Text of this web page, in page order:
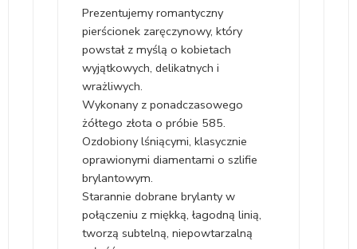
Prezentujemy romantyczny
pierścionek zaręczynowy, który
powstał z myślą o kobietach
wyjątkowych, delikatnych i
wrażliwych.
Wykonany z ponadczasowego
żółtego złota o próbie 585.
Ozdobiony lśniącymi, klasycznie
oprawionymi diamentami o szlifie
brylantowym.
Starannie dobrane brylanty w
połączeniu z miękką, łagodną linią,
tworzą subtelną, niepowtarzalną